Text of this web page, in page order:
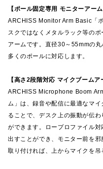
【ポール固定専用 モニターアー
ARCHISS Monitor Arm Basic「
スクではなくメタルラック等の
アームです。直径30～55mmの丸
多くのポールに対応します。
【高さ2段階対応 マイクブーム
ARCHISS Microphone Boom
ム」は、録音や配信に最適なマ
ることで、デスク上の振動が伝
ができます。ロープロファイル
出すことができ、モニター前を
取り付ければ、上からマイクを吊